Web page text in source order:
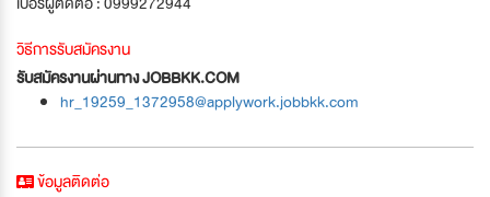
วิธีการรับสมัครงาน
รับสมัครงานผ่านทาง JOBBKK.COM
hr_19259_1372958@applywork.jobbkk.com
ข้อมูลติดต่อ